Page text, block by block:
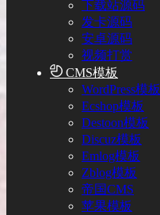
下载站源码
发卡源码
安卓源码
视频打赏
CMS模板
WordPress模板
Ecshop模板
Destoon模板
Discuz模板
Emlog模板
Zblog模板
帝国CMS
苹果模板